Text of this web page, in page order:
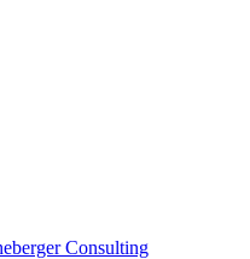
Consulting